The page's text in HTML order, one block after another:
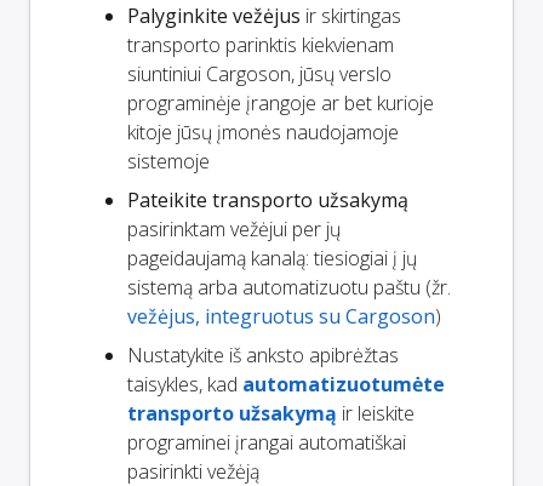
Palyginkite vežėjus ir skirtingas
transporto parinktis kiekvienam
siuntiniui Cargoson, jūsų verslo
programinėje įrangoje ar bet kurioje
kitoje jūsų įmonės naudojamoje
sistemoje
Pateikite transporto užsakymą
pasirinktam vežėjui per jų
pageidaujamą kanalą: tiesiogiai į jų
sistemą arba automatizuotu paštu (žr.
vežėjus, integruotus su Cargoson)
Nustatykite iš anksto apibrėžtas
taisykles, kad automatizuotumėte
transporto užsakymą ir leiskite
programinei įrangai automatiškai
pasirinkti vežėją